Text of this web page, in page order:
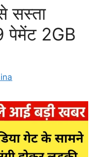
सस्ता
पेमेंट 2GB